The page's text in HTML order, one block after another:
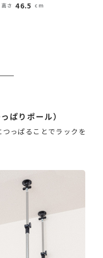
46.5
ぱりポール）
っぱることでラックを